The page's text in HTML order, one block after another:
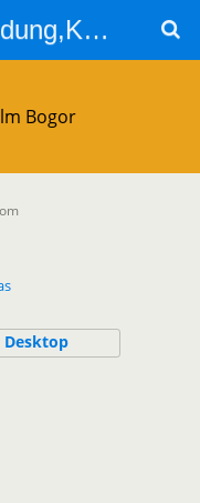
Jual Kaca Film Gedung,Kaca Film 3m
Bogor
Desktop